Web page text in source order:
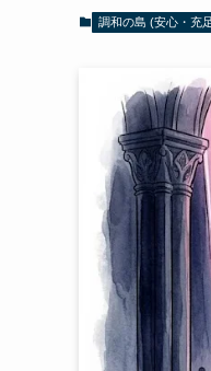
調和の島 (安心・充